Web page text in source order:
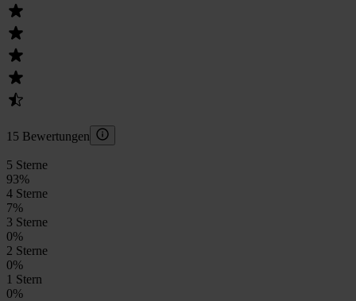
15 Bewertungen
5 Sterne
93%
4 Sterne
7%
3 Sterne
0%
2 Sterne
0%
1 Stern
0%